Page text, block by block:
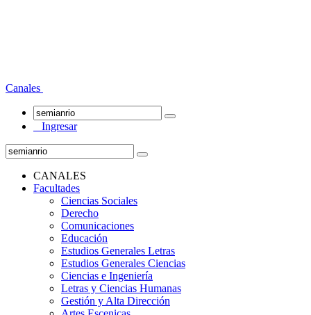
Canales
Ingresar
CANALES
Facultades
Ciencias Sociales
Derecho
Comunicaciones
Educación
Estudios Generales Letras
Estudios Generales Ciencias
Ciencias e Ingeniería
Letras y Ciencias Humanas
Gestión y Alta Dirección